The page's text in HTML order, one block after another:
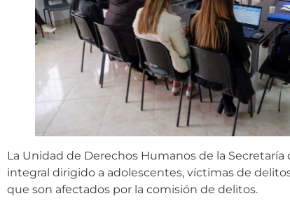
La Unidad de Derechos Humanos de la
integral dirigido a adolescentes, víctimas de
que son afectados por la comisión de delitos.